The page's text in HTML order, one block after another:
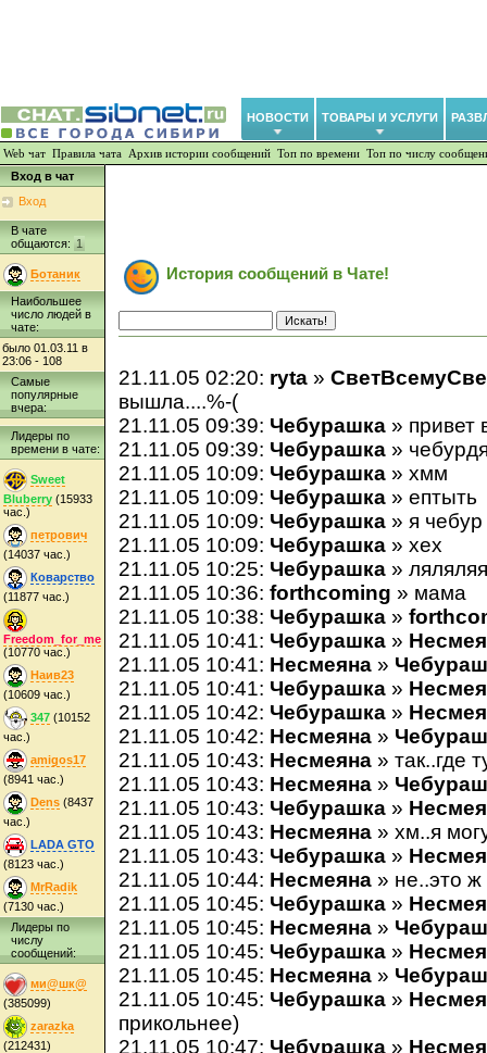
НОВОСТИ ТОВАРЫ И УСЛУГИ
Web чат Правила чата Архив истории сообщений Топ по времени Топ по числу
Вход в чат
Вход
В чате
общаются: 1
Ботаник
Наибольшее
число людей в
чате:
было 01.03.11 в
23:06 - 108
Самые
популярные
вчера:
Лидеры по
времени в чате:
Sweet
Bluberry (15933
час.)
петрович
(14037 час.)
Коварство
(11877 час.)
Freedom_for_me
(10770 час.)
Наив23
(10609 час.)
347 (10152
час.)
amigos17
(8941 час.)
Dens (8437
час.)
LADA GTO
(8123 час.)
MrRadik
(7130 час.)
Лидеры по
числу
сообщений:
ми@шк@
(385099)
zarazka
(212431)
История сообщений в Чате!
21.11.05 02:20: ryta »
вышла....%-(
21.11.05 09:39: Чебурашка » привет
21.11.05 09:39: Чебурашка »
21.11.05 10:09: Чебурашка » хмм
21.11.05 10:09: Чебурашка » ептыть
21.11.05 10:09: Чебурашка » я
21.11.05 10:09: Чебурашка » хех
21.11.05 10:25: Чебурашка »
21.11.05 10:36: forthcoming » мама
21.11.05 10:38: Чебурашка »
21.11.05 10:41: Чебурашка »
21.11.05 10:41: Несмеяна »
21.11.05 10:41: Чебурашка »
21.11.05 10:42: Чебурашка »
21.11.05 10:42: Несмеяна »
21.11.05 10:43: Несмеяна » так..где
21.11.05 10:43: Несмеяна »
21.11.05 10:43: Чебурашка »
21.11.05 10:43: Несмеяна » хм..я
21.11.05 10:43: Чебурашка »
21.11.05 10:44: Несмеяна » не..это ж
21.11.05 10:45: Чебурашка »
21.11.05 10:45: Несмеяна »
21.11.05 10:45: Чебурашка »
21.11.05 10:45: Несмеяна »
21.11.05 10:45: Чебурашка »
прикольнее)
21.11.05 10:47: Чебурашка »